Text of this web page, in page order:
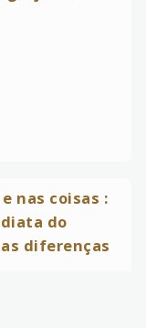
nas coisas :
do
diferenças